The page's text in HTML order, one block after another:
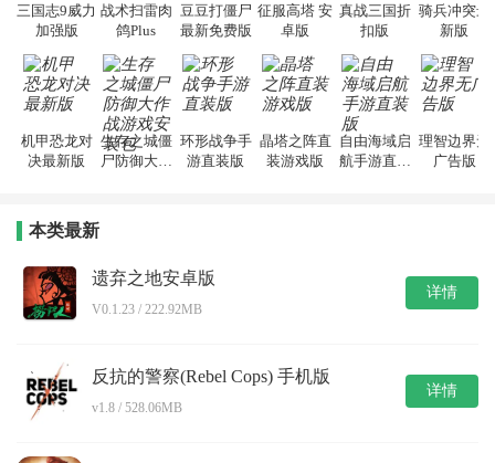
三国志9威力
加强版
战术扫雷肉
鸽Plus
豆豆打僵尸
最新免费版
征服高塔 安
卓版
真战三国折
扣版
骑兵冲突最
新版
机甲恐龙对
决最新版
生存之城僵
尸防御大作
环形战争手
游直装版
晶塔之阵直
装游戏版
自由海域启
航手游直装
理智边界无
广告版
本类最新
遗弃之地安卓版
V0.1.23 / 222.92MB
详情
反抗的警察(Rebel Cops) 手机版
v1.8 / 528.06MB
详情